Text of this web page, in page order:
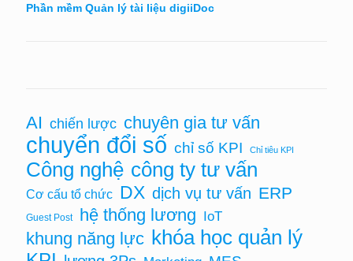
Phần mềm Quản lý tài liệu digiiDoc
AI chiến lược chuyên gia tư vấn
chuyển đổi số chỉ số KPI Chỉ tiêu KPI
Công nghệ công ty tư vấn
Cơ cấu tổ chức DX dịch vụ tư vấn ERP
Guest Post hệ thống lương IoT
khung năng lực khóa học quản lý